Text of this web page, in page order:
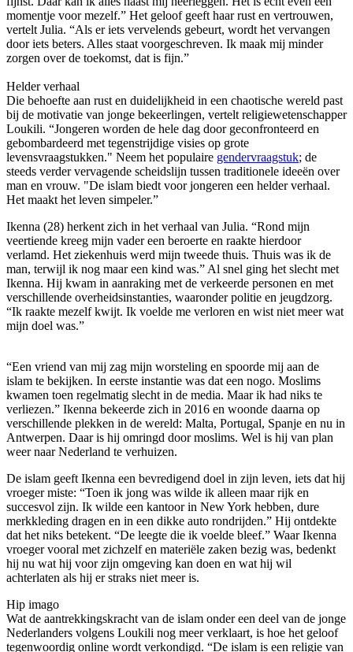
momentje voor mezelf.” Het geloof geeft haar rust en vertrouwen,
vertelt Julia. “Als er iets vervelends gebeurt, wordt het vervangen
door iets beters. Alles staat voorgeschreven. Ik maak mij minder
zorgen over de toekomst, dat is fijn.”
Helder verhaal
Die behoefte aan rust en duidelijkheid in een chaotische wereld past
bij de motivatie van jonge bekeerlingen, vertelt religiewetenschapper
Loukili. “Jongeren worden de hele dag door geconfronteerd en
gebombardeerd met tegenstrijdige visies op grote
levensvraagstukken." Neem het populaire gendervraagstuk; de
steeds verder vervagende scheidslijn tussen traditionele ideeën over
man en vrouw. "De islam biedt voor jongeren een helder verhaal.
Het maakt het leven simpeler.”
Ikenna (28) herkent zich in het verhaal van Julia. “Rond mijn
veertiende kreeg mijn vader een beroerte en raakte hierdoor
verlamd. Het ziekenhuis werd mijn tweede thuis. Thuis was ik de
man, terwijl ik nog maar een kind was.” Al snel ging het slecht met
Ikenna. Hij kwam in aanraking met de verkeerde personen en met
verschillende overheidsinstanties, waaronder politie en jeugdzorg.
“Ik raakte mezelf kwijt. Ik voelde me verloren en wist niet meer wat
mijn doel was.”
“Een vriend van mij zag mijn worsteling en spoorde mij aan de
islam te bekijken. In eerste instantie was dat een nogo. Moslims
kwamen toen regelmatig slecht in de media. Maar ik had niks te
verliezen.” Ikenna bekeerde zich in 2016 en woonde daarna op
verschillende plekken in de wereld: Malta, Portugal, Spanje en nu in
Antwerpen. Daar is hij omringd door moslims. Wel is hij van plan
weer naar Nederland te verhuizen.
De islam geeft Ikenna een bevredigend doel in zijn leven, iets dat hij
vroeger miste: “Toen ik jong was wilde ik alleen maar rijk en
succesvol zijn. Ik wilde een kantoor in New York hebben, dure
merkkleding dragen en in een dikke auto rondrijden.” Hij ontdekte
dat het niks betekent. “De leegte die ik voelde bleef.” Waar Ikenna
vroeger vooral met zichzelf en materiële zaken bezig was, bedenkt
hij nu wat hij voor zijn omgeving kan doen en wat hij wil
achterlaten als hij er straks niet meer is.
Hip imago
Wat de aantrekkingskracht van de islam onder een deel van de jonge
Nederlanders volgens Loukili nog meer verklaart, is hoe het geloof
tegenwoordig online wordt verkondigd. “De islam is een religie van